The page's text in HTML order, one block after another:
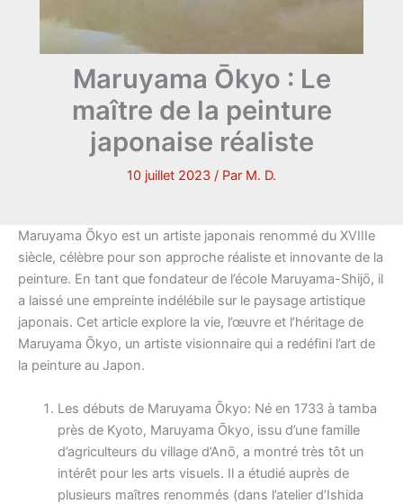
Maruyama Ōkyo : Le
maître de la peinture
japonaise réaliste
10 juillet 2023 / Par M. D.
Maruyama Ōkyo est un artiste japonais renommé du XVIIIe
siècle, célèbre pour son approche réaliste et innovante de la
peinture. En tant que fondateur de l’école Maruyama-Shijō, il
a laissé une empreinte indélébile sur le paysage artistique
japonais. Cet article explore la vie, l’œuvre et l’héritage de
Maruyama Ōkyo, un artiste visionnaire qui a redéfini l’art de
la peinture au Japon.
Les débuts de Maruyama Ōkyo: Né en 1733 à tamba
près de Kyoto, Maruyama Ōkyo, issu d’une famille
d’agriculteurs du village d’Anō, a montré très tôt un
intérêt pour les arts visuels. Il a étudié auprès de
plusieurs maîtres renommés (dans l’atelier d’Ishida